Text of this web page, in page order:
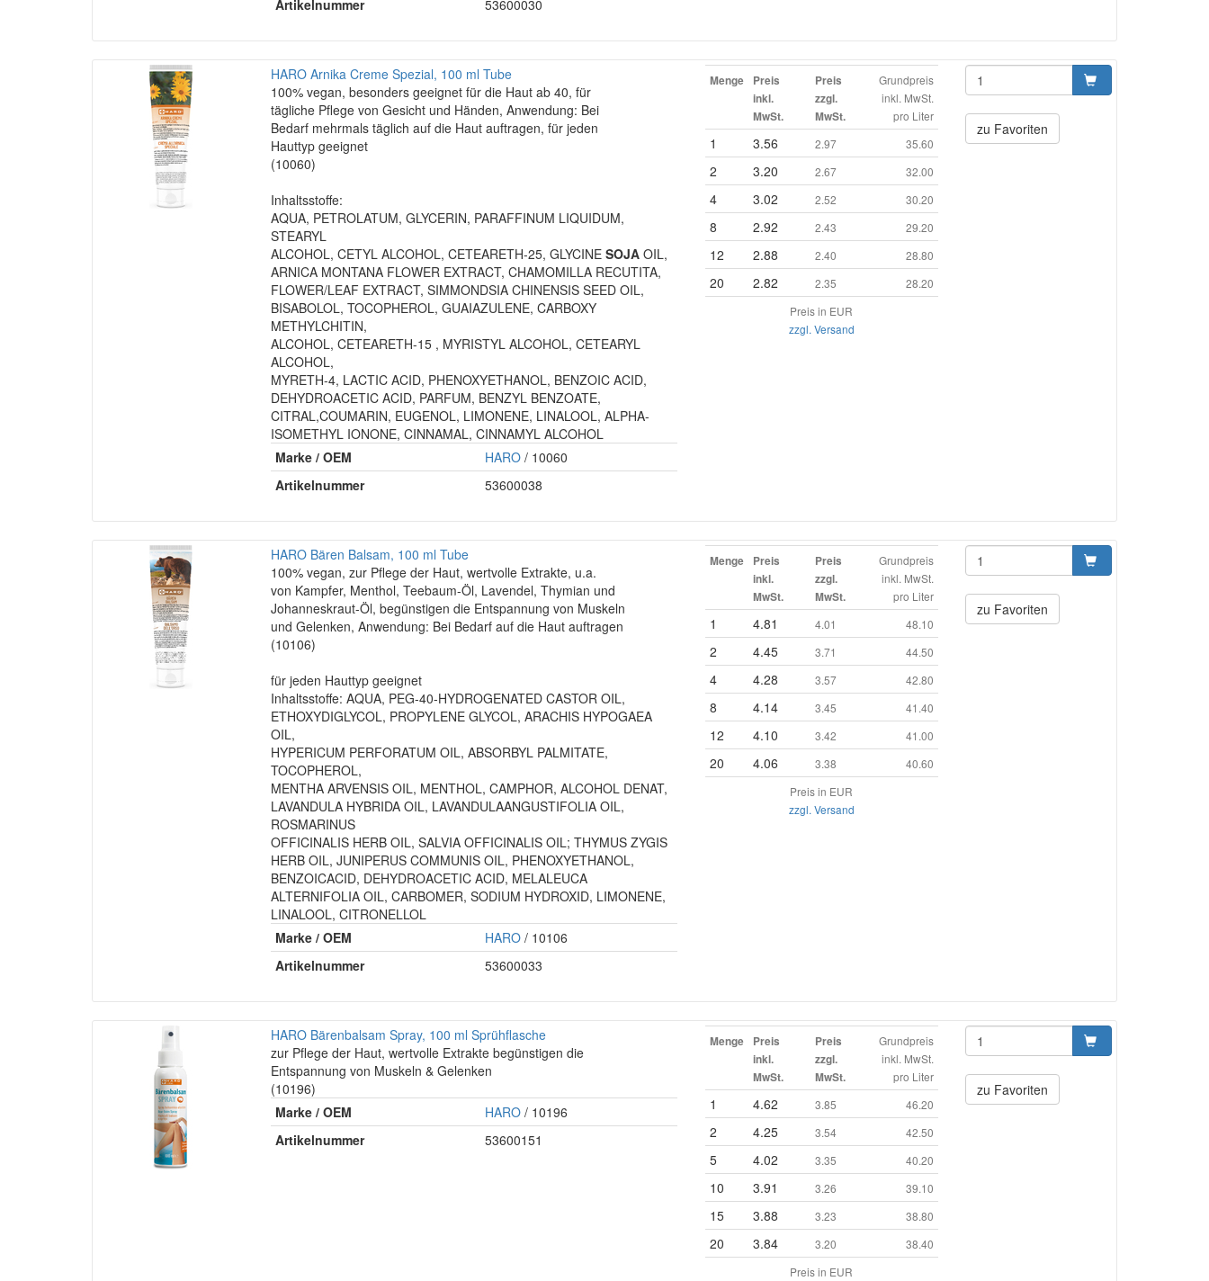
Artikelnummer
53600030
HARO Arnika Creme Spezial, 100 ml Tube
100% vegan, besonders geeignet für die Haut ab 40, für
tägliche Pflege von Gesicht und Händen, Anwendung: Bei
Bedarf mehrmals täglich auf die Haut auftragen, für jeden
Hauttyp geeignet
(10060)
Inhaltsstoffe:
AQUA, PETROLATUM, GLYCERIN, PARAFFINUM LIQUIDUM,
STEARYL
ALCOHOL, CETYL ALCOHOL, CETEARETH-25, GLYCINE SOJA OIL,
ARNICA MONTANA FLOWER EXTRACT, CHAMOMILLA RECUTITA,
FLOWER/LEAF EXTRACT, SIMMONDSIA CHINENSIS SEED OIL,
BISABOLOL, TOCOPHEROL, GUAIAZULENE, CARBOXY
METHYLCHITIN,
ALCOHOL, CETEARETH-15 , MYRISTYL ALCOHOL, CETEARYL
ALCOHOL,
MYRETH-4, LACTIC ACID, PHENOXYETHANOL, BENZOIC ACID,
DEHYDROACETIC ACID, PARFUM, BENZYL BENZOATE,
CITRAL,COUMARIN, EUGENOL, LIMONENE, LINALOOL, ALPHA-
ISOMETHYL IONONE, CINNAMAL, CINNAMYL ALCOHOL
Marke / OEM
HARO / 10060
Artikelnummer
53600038
Menge
Preis
inkl.
MwSt.
Preis
zzgl.
MwSt.
Grundpreis
inkl. MwSt.
pro Liter
1 3.56 2.97 35.60
2 3.20 2.67 32.00
4 3.02 2.52 30.20
8 2.92 2.43 29.20
12 2.88 2.40 28.80
20 2.82 2.35
28.20
Preis in EUR
zzgl. Versand
zu Favoriten
HARO Bären Balsam, 100 ml Tube
100% vegan, zur Pflege der Haut, wertvolle Extrakte, u.a.
von Kampfer, Menthol, Teebaum-Öl, Lavendel, Thymian und
Johanneskraut-Öl, begünstigen die Entspannung von Muskeln
und Gelenken, Anwendung: Bei Bedarf auf die Haut auftragen
(10106)
für jeden Hauttyp geeignet
Inhaltsstoffe: AQUA, PEG-40-HYDROGENATED CASTOR OIL,
ETHOXYDIGLYCOL, PROPYLENE GLYCOL, ARACHIS HYPOGAEA
OIL,
HYPERICUM PERFORATUM OIL, ABSORBYL PALMITATE,
TOCOPHEROL,
MENTHA ARVENSIS OIL, MENTHOL, CAMPHOR, ALCOHOL DENAT,
LAVANDULA HYBRIDA OIL, LAVANDULAANGUSTIFOLIA OIL,
ROSMARINUS
OFFICINALIS HERB OIL, SALVIA OFFICINALIS OIL; THYMUS ZYGIS
HERB OIL, JUNIPERUS COMMUNIS OIL, PHENOXYETHANOL,
BENZOICACID, DEHYDROACETIC ACID, MELALEUCA
ALTERNIFOLIA OIL, CARBOMER, SODIUM HYDROXID, LIMONENE,
LINALOOL, CITRONELLOL
Marke / OEM
HARO / 10106
Artikelnummer
53600033
Menge
Preis
inkl.
MwSt.
Preis
zzgl.
MwSt.
Grundpreis
inkl. MwSt.
pro Liter
1 4.81 4.01 48.10
2 4.45 3.71 44.50
4 4.28 3.57 42.80
8 4.14 3.45 41.40
12 4.10 3.42 41.00
20 4.06 3.38
40.60
Preis in EUR
zzgl. Versand
zu Favoriten
HARO Bärenbalsam Spray, 100 ml Sprühflasche
zur Pflege der Haut, wertvolle Extrakte begünstigen die
Entspannung von Muskeln & Gelenken
(10196)
Marke / OEM
HARO / 10196
Artikelnummer
53600151
Menge
Preis
inkl.
MwSt.
Preis
zzgl.
MwSt.
Grundpreis
inkl. MwSt.
pro Liter
1 4.62 3.85 46.20
2 4.25 3.54 42.50
5 4.02 3.35 40.20
10 3.91 3.26 39.10
15 3.88 3.23 38.80
20 3.84 3.20
38.40
Preis in EUR
zu Favoriten